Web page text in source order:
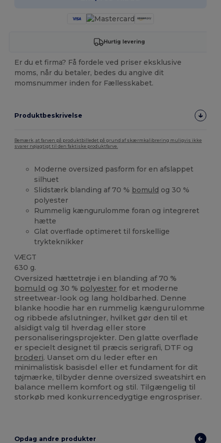
Hurtig levering
Er du et firma? Få fordele ved priser eksklusive
moms, når du betaler, bedes du angive dit
momsnummer inden for Fællesskabet.
Produktbeskrivelse
Bemærk, at farven på produktbilledet på grund af skærmkalibrering muligvis ikke
svarer nøjagtigt til den faktiske produktfarve.
Moderne oversized pasform for en afslappet
silhuet
Slidstærk blanding af 70 % bomuld og 30 %
polyester
Rummelig kængurulomme foran og integreret
hætte
Glat overflade optimeret til forskellige
trykteknikker
VÆGT
630 g.
Oversized hættetrøje i en blanding af 70 %
bomuld og 30 % polyester for et moderne
streetwear-look og lang holdbarhed. Denne
blanke hoodie har en rummelig kængurulomme
og ribbede afslutninger, hvilket gør den til et
alsidigt valg til hverdag eller store
personaliseringsprojekter. Den glatte overflade
er specielt designet til præcis serigrafi, DTF og
broderi. Uanset om du leder efter en
minimalistisk basisdel eller et fundament for dit
tøjmærke, tilbyder denne oversized sweatshirt en
balance mellem komfort og stil. Tilgængelig til
storkøb med konkurrencedygtige engrospriser.
Opdag andre produkter